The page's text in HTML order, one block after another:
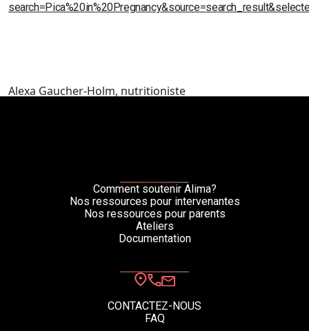
Alexa Gaucher-Holm, nutritioniste
Comment soutenir Alima?
Nos ressources pour intervenantes
Nos ressources pour parents
Ateliers
Documentation
CONTACTEZ-NOUS
FAQ